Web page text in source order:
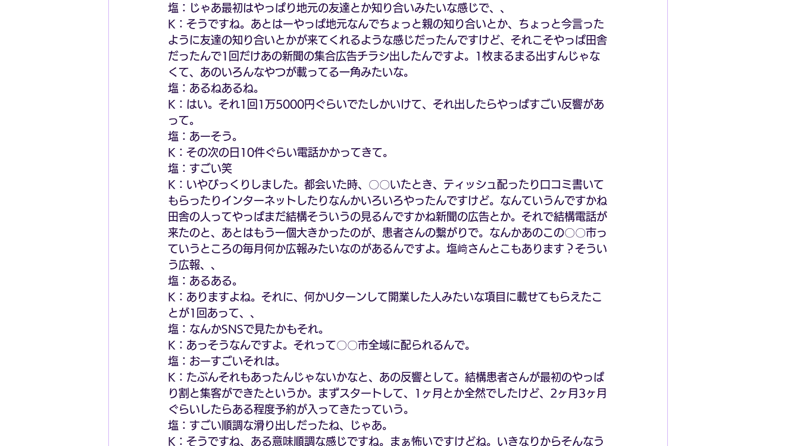
塩：じゃあ最初はやっぱり地元の友達とか知り合いみたいな感じで、、
K：そうですね。あとはーやっぱ地元なんでちょっと親の知り合いとか、ちょっと今言った
ように友達の知り合いとかが来てくれるような感じだったんですけど、それこそやっぱ田舎
だったんで1回だけあの新聞の集合広告チラシ出したんですよ。1枚まるまる出すんじゃな
くて、あのいろんなやつが載ってる一角みたいな。
塩：あるねあるね。
K：はい。それ1回1万5000円ぐらいでたしかいけて、それ出したらやっぱすごい反響があ
って。
塩：あーそう。
K：その次の日10件ぐらい電話かかってきて。
塩：すごい笑
K：いやびっくりしました。都会いた時、〇〇いたとき、ティッシュ配ったり口コミ書いて
もらったりインターネットしたりなんかいろいろやったんですけど。なんていうんですかね
田舎の人ってやっぱまだ結構そういうの見るんですかね新聞の広告とか。それで結構電話が
来たのと、あとはもう一個大きかったのが、患者さんの繋がりで。なんかあのこの〇〇市っ
ていうところの毎月何か広報みたいなのがあるんですよ。塩﨑さんとこもあります？そうい
う広報、、
塩：あるある。
K：ありますよね。それに、何かUターンして開業した人みたいな項目に載せてもらえたこ
とが1回あって、、
塩：なんかSNSで見たかもそれ。
K：あっそうなんですよ。それって〇〇市全域に配られるんで。
塩：おーすごいそれは。
K：たぶんそれもあったんじゃないかなと、あの反響として。結構患者さんが最初のやっぱ
り割と集客ができたというか。まずスタートして、1ヶ月とか全然でしたけど、2ヶ月3ヶ月
ぐらいしたらある程度予約が入ってきたっていう。
塩：すごい順調な滑り出しだったね、じゃあ。
K：そうですね、ある意味順調な感じですね。まぁ怖いですけどね。いきなりからそんなう